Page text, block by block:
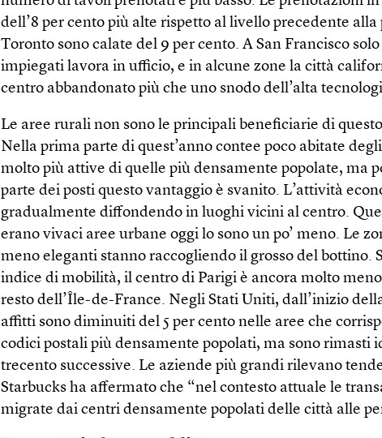
dell’8 per cento più alte rispetto al livello precedente alla
Toronto sono calate del 9 per cento. A San Francisco
impiegati lavora in ufficio, e in alcune zone la città
centro abbandonato più che uno snodo dell’alta
Le aree rurali non sono le principali beneficiarie di
Nella prima parte di quest’anno contee poco abitate
molto più attive di quelle più densamente popolate, ma
parte dei posti questo vantaggio è svanito. L’attività
gradualmente diffondendo in luoghi vicini al centro.
erano vivaci aree urbane oggi lo sono un po’ meno. Le
meno eleganti stanno raccogliendo il grosso del bottino.
indice di mobilità, il centro di Parigi è ancora molto
resto dell’Île-de-France. Negli Stati Uniti, dall’inizio
affitti sono diminuiti del 5 per cento nelle aree che
codici postali più densamente popolati, ma sono rimasti
trecento successive. Le aziende più grandi rilevano
Starbucks ha affermato che “nel contesto attuale le
migrate dai centri densamente popolati delle città alle